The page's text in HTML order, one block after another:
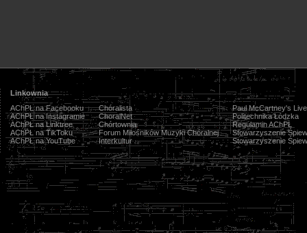
Linkownia
AChPŁ na Facebooku
AChPŁ na Instagramie
AChPŁ na Linktree
AChPŁ na TikToku
AChPŁ na YouTube
Chóralista
ChoralNet
Chórtownia
Forum Miłośników Muzyki Chóralnej
Interkultur
Paul McCartney's
Politechnika Łódzka
Regulamin AChPŁ
Stowarzyszenie
Stowarzyszenie